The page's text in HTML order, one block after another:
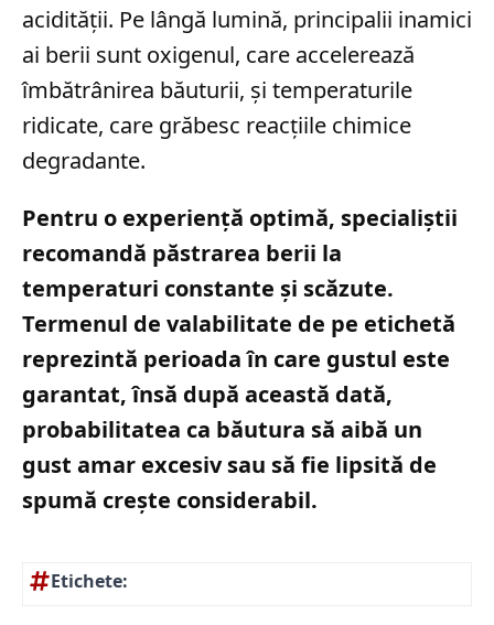
acidității. Pe lângă lumină, principalii inamici
ai berii sunt oxigenul, care accelerează
îmbătrânirea băuturii, și temperaturile
ridicate, care grăbesc reacțiile chimice
degradante.
Pentru o experiență optimă, specialiștii
recomandă păstrarea berii la
temperaturi constante și scăzute.
Termenul de valabilitate de pe etichetă
reprezintă perioada în care gustul este
garantat, însă după această dată,
probabilitatea ca băutura să aibă un
gust amar excesiv sau să fie lipsită de
spumă crește considerabil.
Etichete: